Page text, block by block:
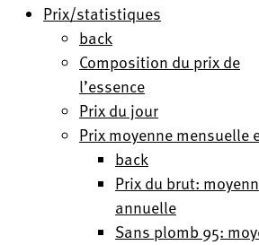
Prix/statistiques
back
Composition du prix de
l’essence
Prix du jour
Prix moyenne mensuelle
back
Prix du brut:
annuelle
Sans plomb 95: